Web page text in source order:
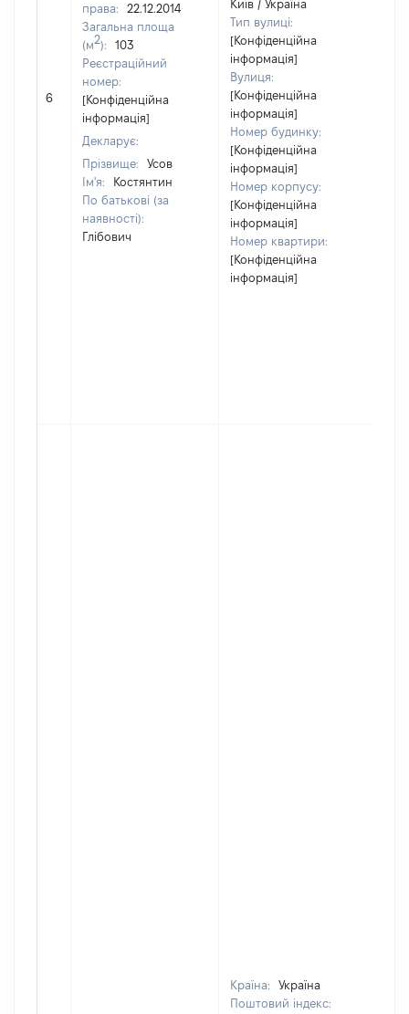
6
права:
22.12.2014
Загальна площа
(м2):
103
Реєстраційний
номер:
[Конфіденційна
інформація]
Декларує:
Прізвище:
Усов
Ім'я:
Костянтин
По батькові (за
наявності):
Глібович
Київ / Україна
Тип вулиці:
[Конфіденційна
інформація]
Вулиця:
[Конфіденційна
інформація]
Номер будинку:
[Конфіденційна
інформація]
Номер корпусу:
[Конфіденційна
інформація]
Номер квартири:
[Конфіденційна
інформація]
Країна:
Україна
Поштовий індекс: